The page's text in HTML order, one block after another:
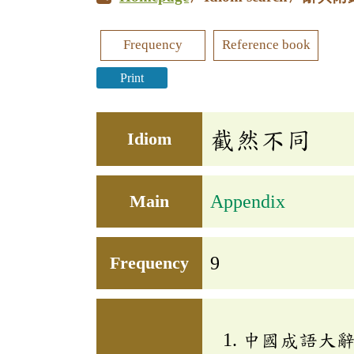
Frequency Reference book
Print
Idiom 截然不同
Main Appendix
Frequency 9
中國成語大